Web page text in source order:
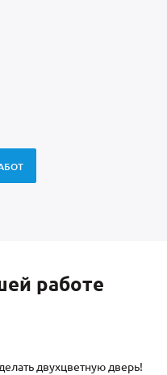
работе
двухцветную дверь!